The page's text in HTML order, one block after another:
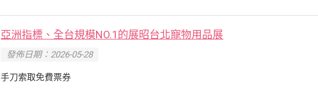
亞洲指標、全台規模NO.1的展昭台北寵物用品展
發佈日期：2026-05-28
手刀索取免費票券